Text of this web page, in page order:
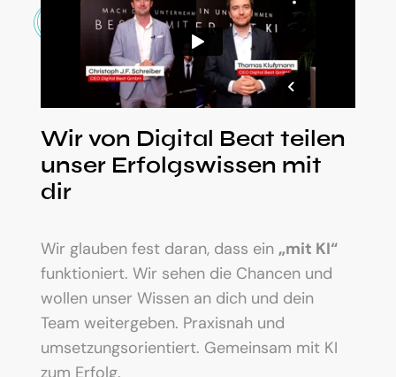
Wir von Digital Beat teilen
unser Erfolgswissen mit
dir
Wir glauben fest daran, dass ein „mit KI“
funktioniert. Wir sehen die Chancen und
wollen unser Wissen an dich und dein
Team weitergeben. Praxisnah und
umsetzungsorientiert. Gemeinsam mit KI
zum Erfolg.